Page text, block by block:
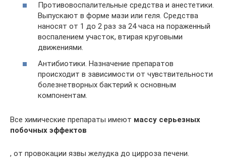
Противовоспалительные средства и анестетики.
Выпускают в форме мази или геля. Средства
наносят от 1 до 2 раз за 24 часа на пораженный
воспалением участок, втирая круговыми
движениями.
Антибиотики. Назначение препаратов
происходит в зависимости от чувствительности
болезнетворных бактерий к основным
компонентам.
Все химические препараты имеют массу серьезных
побочных эффектов
, от провокации язвы желудка до цирроза печени.